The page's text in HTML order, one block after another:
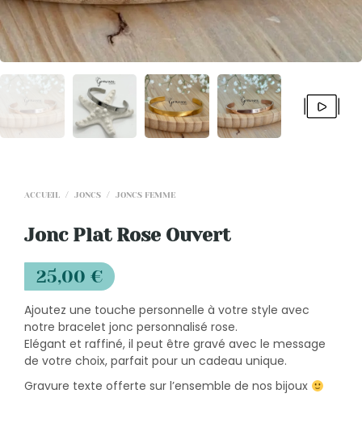
ACCUEIL / JONCS / JONCS FEMME
Jonc Plat Rose Ouvert
25,00 €
Ajoutez une touche personnelle à votre style avec
notre bracelet jonc personnalisé rose.
Elégant et raffiné, il peut être gravé avec le message
de votre choix, parfait pour un cadeau unique.
Gravure texte offerte sur l’ensemble de nos bijoux